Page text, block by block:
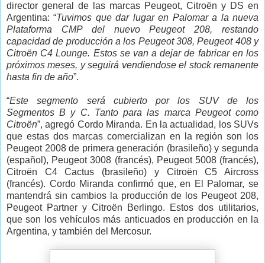
director general de las marcas Peugeot, Citroën y DS en
Argentina: “Tuvimos que dar lugar en Palomar a la nueva
Plataforma CMP del nuevo Peugeot 208, restando
capacidad de producción a los Peugeot 308, Peugeot 408 y
Citroën C4 Lounge. Estos se van a dejar de fabricar en los
próximos meses, y seguirá vendiendose el stock remanente
hasta fin de año”.
“Este segmento será cubierto por los SUV de los
Segmentos B y C. Tanto para las marca Peugeot como
Citroën”, agregó Cordo Miranda. En la actualidad, los SUVs
que estas dos marcas comercializan en la región son los
Peugeot 2008 de primera generación (brasileño) y segunda
(español), Peugeot 3008 (francés), Peugeot 5008 (francés),
Citroën C4 Cactus (brasileño) y Citroën C5 Aircross
(francés). Cordo Miranda confirmó que, en El Palomar, se
mantendrá sin cambios la producción de los Peugeot 208,
Peugeot Partner y Citroën Berlingo. Estos dos utilitarios,
que son los vehículos más anticuados en producción en la
Argentina, y también del Mercosur.